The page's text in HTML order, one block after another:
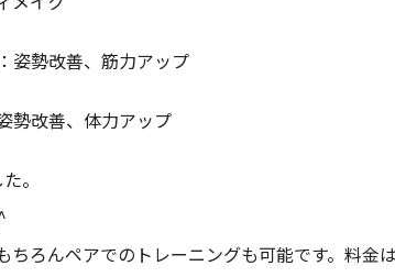
勢改善、筋力アップ
改善、体力アップ
。
ろんペアでのトレーニングも可能です。料金